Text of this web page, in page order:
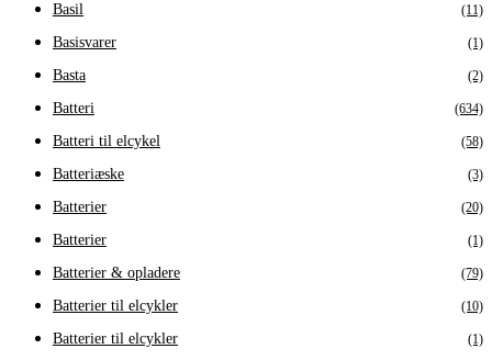
Basil (11)
Basisvarer (1)
Basta (2)
Batteri (634)
Batteri til elcykel (58)
Batteriæske (3)
Batterier (20)
Batterier (1)
Batterier & opladere (79)
Batterier til elcykler (10)
Batterier til elcykler (1)